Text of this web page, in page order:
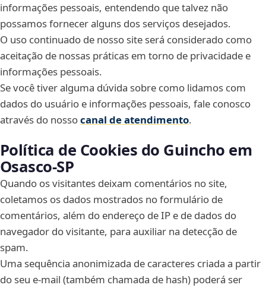
informações pessoais, entendendo que talvez não
possamos fornecer alguns dos serviços desejados.
O uso continuado de nosso site será considerado como
aceitação de nossas práticas em torno de privacidade e
informações pessoais.
Se você tiver alguma dúvida sobre como lidamos com
dados do usuário e informações pessoais, fale conosco
através do nossocanal de atendimento.
Política de Cookies do Guincho em
Osasco‑SP
Quando os visitantes deixam comentários no site,
coletamos os dados mostrados no formulário de
comentários, além do endereço de IP e de dados do
navegador do visitante, para auxiliar na detecção de
spam.
Uma sequência anonimizada de caracteres criada a partir
do seu e-mail (também chamada de hash) poderá ser